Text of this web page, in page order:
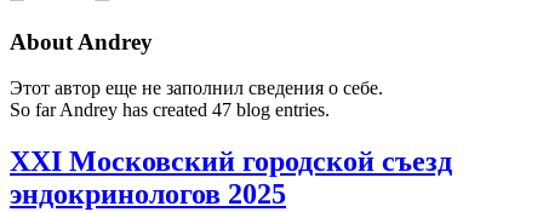
About Andrey
Этот автор еще не заполнил сведения о себе.
So far Andrey has created 47 blog entries.
XXI Московский городской съезд
эндокринологов 2025